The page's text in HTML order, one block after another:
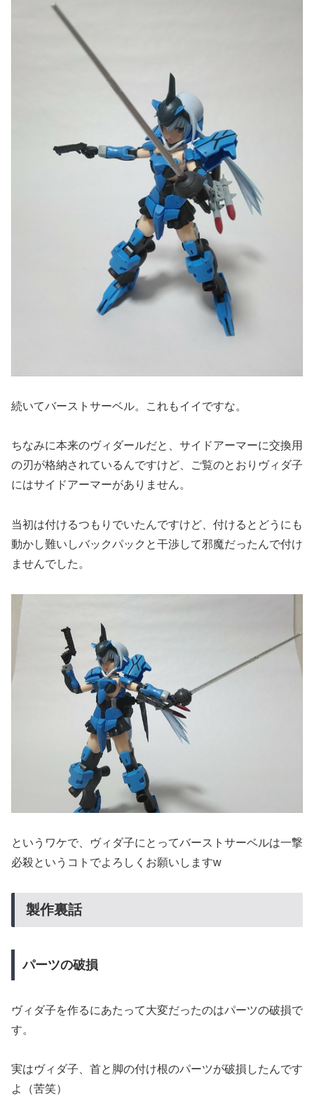
続いてバーストサーベル。これもイイですな。
ちなみに本来のヴィダールだと、サイドアーマーに交換用
の刃が格納されているんですけど、ご覧のとおりヴィダ子
にはサイドアーマーがありません。
当初は付けるつもりでいたんですけど、付けるとどうにも
動かし難いしバックパックと干渉して邪魔だったんで付け
ませんでした。
というワケで、ヴィダ子にとってバーストサーベルは一撃
必殺というコトでよろしくお願いしますw
製作裏話
パーツの破損
ヴィダ子を作るにあたって大変だったのはパーツの破損で
す。
実はヴィダ子、首と脚の付け根のパーツが破損したんです
よ（苦笑）